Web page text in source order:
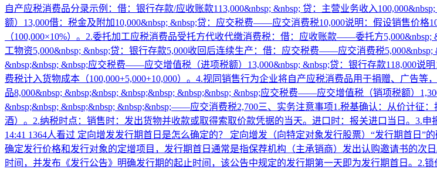
自产应税消费品‌‌分录示例‌：借：银行存款/应收账款113,000&nbsp; &nbsp; 贷：主营业务收入
额）13,000借：税金及附加10,000&nbsp; &nbsp;贷：应交税费——应交消费税10,000‌说明‌：假设销售价格
（100,000×10%）。‌2.委托加工应税消费品‌‌受托方代收代缴消费税‌：借：应收账款——委托方
工物资5,000&nbsp; &nbsp;贷：银行存款5,000‌收回后连续生产‌：借：应交税费——应交消费税
&nbsp;&nbsp; &nbsp;应交税费——应交增值税（进项税额）13,000&nbsp; &nbsp;贷：银行存款118,000‌说
费税计入货物成本（100,000+5,000+10,000）。‌4.视同销售行为‌企业将自产应税消费品用于捐赠、广告
品8,000&nbsp; &nbsp;&nbsp; &nbsp;&nbsp; &nbsp;&nbsp; &nbsp;应交税费——应交增值税（销项税额）
&nbsp;&nbsp; &nbsp;&nbsp; &nbsp;&nbsp;——应交消费税2,700‌三、实务注意事项‌1.‌税基确认‌：从价计
酒）。‌2.纳税时点‌：销售时：发出货物并收款或取得索取价款凭据的当天。进口时：报关进口当日。‌3.
14:41 1364人看过 定向增发发行期首日是怎么确定的？ 定向增发（向特定对象发行股票）“发行期首日”
确定发行价格和发行对象的定增项目，发行期首日通常是指保荐机构（主承销商）发出认购邀请书的
时间，并发布《发行公告》明确发行期的起止时间，该公告中规定的发行期第一天即为发行期首日。2.